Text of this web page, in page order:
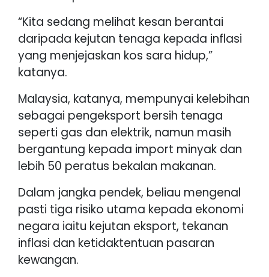
“Kita sedang melihat kesan berantai
daripada kejutan tenaga kepada inflasi
yang menjejaskan kos sara hidup,”
katanya.
Malaysia, katanya, mempunyai kelebihan
sebagai pengeksport bersih tenaga
seperti gas dan elektrik, namun masih
bergantung kepada import minyak dan
lebih 50 peratus bekalan makanan.
Dalam jangka pendek, beliau mengenal
pasti tiga risiko utama kepada ekonomi
negara iaitu kejutan eksport, tekanan
inflasi dan ketidaktentuan pasaran
kewangan.